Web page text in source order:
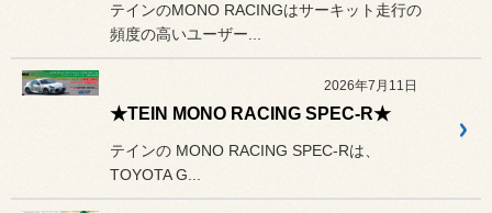
テインのMONO RACINGはサーキット走行の
頻度の高いユーザー...
2026年7月11日
★TEIN MONO RACING SPEC-R★
テインの MONO RACING SPEC-Rは、
TOYOTA G...